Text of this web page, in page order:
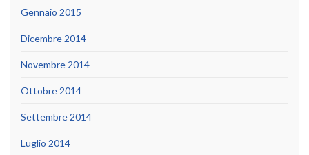
Gennaio 2015
Dicembre 2014
Novembre 2014
Ottobre 2014
Settembre 2014
Luglio 2014